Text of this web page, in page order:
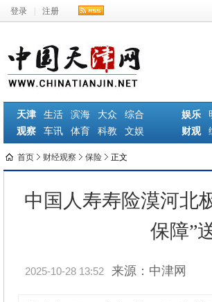
登录 注册
天津 生活 滨海 大众
综合
观察
车讯 体育 科教 文娱
娱乐
财观
首页 财经观察 保险 正文
中国人寿寿险漠河北
保障”
2025-10-28 13:52 来源：中津网